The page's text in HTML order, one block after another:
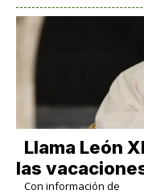
Llama León
las
Con información de